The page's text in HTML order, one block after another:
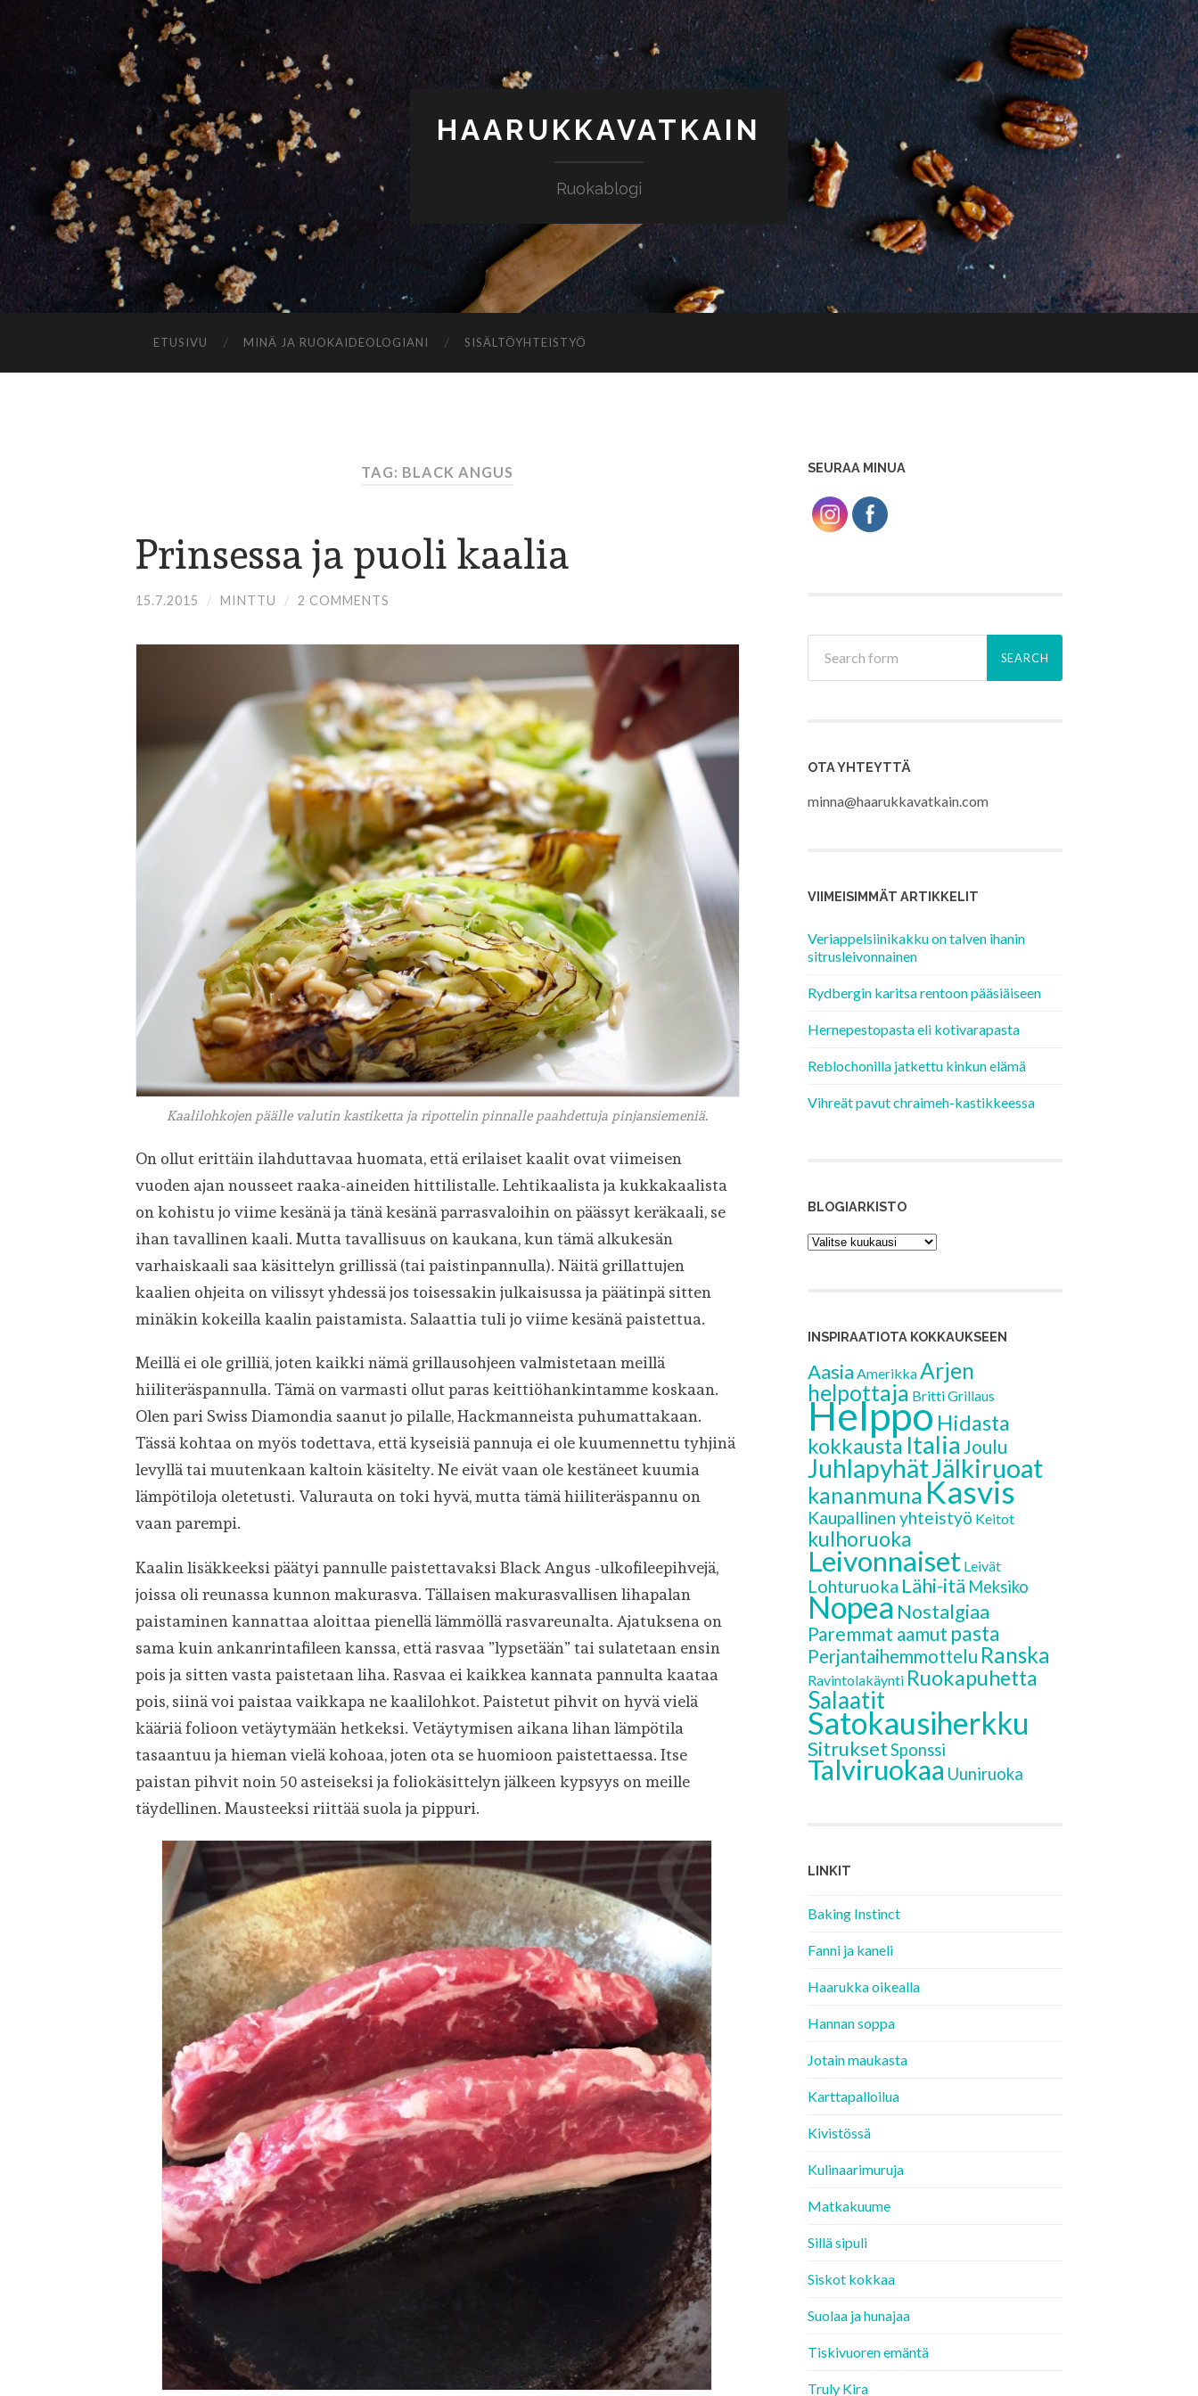
HAARUKKAVATKAIN
Ruokablogi
ETUSIVU MINÄ JA RUOKAIDEOLOGIANI SISÄLTÖYHTEISTYÖ
TAG: BLACK ANGUS
Prinsessa ja puoli kaalia
15.7.2015 / MINTTU / 2 COMMENTS
Kaalilohkojen päälle valutin kastiketta ja ripottelin pinnalle paahdettuja pinjansiemeniä.
On ollut erittäin ilahduttavaa huomata, että erilaiset kaalit ovat viimeisen
vuoden ajan nousseet raaka-aineiden hittilistalle. Lehtikaalista ja kukkakaalista
on kohistu jo viime kesänä ja tänä kesänä parrasvaloihin on päässyt keräkaali, se
ihan tavallinen kaali. Mutta tavallisuus on kaukana, kun tämä alkukesän
varhaiskaali saa käsittelyn grillissä (tai paistinpannulla). Näitä grillattujen
kaalien ohjeita on vilissyt yhdessä jos toisessakin julkaisussa ja päätinpä sitten
minäkin kokeilla kaalin paistamista. Salaattia tuli jo viime kesänä paistettua.
Meillä ei ole grilliä, joten kaikki nämä grillausohjeen valmistetaan meillä
hiiliteräspannulla. Tämä on varmasti ollut paras keittiöhankintamme koskaan.
Olen pari Swiss Diamondia saanut jo pilalle, Hackmanneista puhumattakaan.
Tässä kohtaa on myös todettava, että kyseisiä pannuja ei ole kuumennettu tyhjinä
levyllä tai muutenkaan kaltoin käsitelty. Ne eivät vaan ole kestäneet kuumia
lämpötiloja oletetusti. Valurauta on toki hyvä, mutta tämä hiiliteräspannu on
vaan parempi.
Kaalin lisäkkeeksi päätyi pannulle paistettavaksi Black Angus -ulkofileepihvejä,
joissa oli reunassa kunnon makurasva. Tällaisen makurasvallisen lihapalan
paistaminen kannattaa aloittaa pienellä lämmöllä rasvareunalta. Ajatuksena on
sama kuin ankanrintafileen kanssa, että rasvaa ”lypsetään” tai sulatetaan ensin
pois ja sitten vasta paistetaan liha. Rasvaa ei kaikkea kannata pannulta kaataa
pois, siinä voi paistaa vaikkapa ne kaalilohkot. Paistetut pihvit on hyvä vielä
kääriä folioon vetäytymään hetkeksi. Vetäytymisen aikana lihan lämpötila
tasaantuu ja hieman vielä kohoaa, joten ota se huomioon paistettaessa. Itse
paistan pihvit noin 50 asteiseksi ja foliokäsittelyn jälkeen kypsyys on meille
täydellinen. Mausteeksi riittää suola ja pippuri.
SEURAA MINUA
OTA YHTEYTTÄ
minna@haarukkavatkain.com
VIIMEISIMMÄT ARTIKKELIT
Veriappelsiinikakku on talven ihanin
sitrusleivonnainen
Rydbergin karitsa rentoon pääsiäiseen
Hernepestopasta eli kotivarapasta
Reblochonilla jatkettu kinkun elämä
Vihreät pavut chraimeh-kastikkeessa
BLOGIARKISTO
Blogiarkisto
INSPIRAATIOTA KOKKAUKSEEN
Aasia AmerikkaArjen
helpottaja BrittiGrillaus
HelppoHidasta
kokkausta Italia Joulu
JuhlapyhätJälkiruoat
kananmuna Kasvis
Kaupallinen yhteistyö Keitot
kulhoruoka
Leivonnaiset Leivät
Lohturuoka Lähi-itä Meksiko
Nopea Nostalgiaa
Paremmat aamut pasta
Perjantaihemmottelu Ranska
Ravintolakäynti Ruokapuhetta
Salaatit
Satokausiherkku
SitruksetSponssi
Talviruokaa Uuniruoka
LINKIT
Baking Instinct
Fanni ja kaneli
Haarukka oikealla
Hannan soppa
Jotain maukasta
Karttapalloilua
Kivistössä
Kulinaarimuruja
Matkakuume
Sillä sipuli
Siskot kokkaa
Suolaa ja hunajaa
Tiskivuoren emäntä
Truly Kira